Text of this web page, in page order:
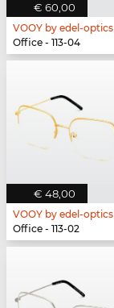
€ 60,00
VOOY by edel-optics
Office - 113-04
€ 48,00
VOOY by edel-optics
Office - 113-02